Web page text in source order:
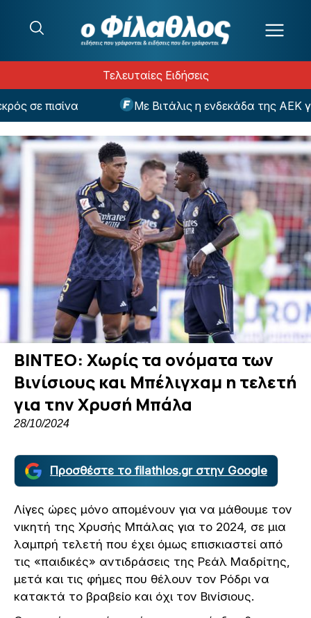
Τελευταίες Ειδήσεις
πισίνα Με Βιτάλις η ενδεκάδα της ΑΕΚ για
ΒΙΝΤΕΟ: Χωρίς τα ονόματα των
Βινίσιους και Μπέλιγχαμ η τελετή
για την Χρυσή Μπάλα
28/10/2024
Προσθέστε το filathlos.gr στην Google
Λίγες ώρες μόνο απομένουν για να μάθουμε τον
νικητή της Χρυσής Μπάλας για το 2024, σε μια
λαμπρή τελετή που έχει όμως επισκιαστεί από
τις «παιδικές» αντιδράσεις της Ρεάλ Μαδρίτης,
μετά και τις φήμες που θέλουν τον Ρόδρι να
κατακτά το βραβείο και όχι τον Βινίσιους.